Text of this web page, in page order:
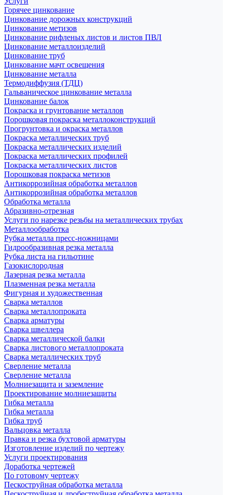
Горячее цинкование
Цинкование дорожных конструкций
Цинкование метизов
Цинкование рифленых листов и листов ПВЛ
Цинкование металлоизделий
Цинкование труб
Цинкование мачт освещения
Цинкование металла
Термодиффузия (ТДЦ)
Гальваническое цинкование металла
Цинкование балок
Покраска и грунтование металлов
Порошковая покраска металлоконструкций
Прогрунтовка и окраска металлов
Покраска металлических труб
Покраска металлических изделий
Покраска металлических профилей
Покраска металлических листов
Порошковая покраска метизов
Антикоррозийная обработка металлов
Антикоррозийная обработка металлов
Обработка металла
Абразивно-отрезная
Услуги по нарезке резьбы на металлических трубах
Металлообработка
Рубка металла пресс-ножницами
Гидрообразивная резка металла
Рубка листа на гильотине
Газокислородная
Лазерная резка металла
Плазменная резка металла
Фигурная и художественная
Сварка металлов
Сварка металлопроката
Сварка арматуры
Сварка швеллера
Сварка металлической балки
Сварка листового металлопроката
Сварка металлических труб
Сверление металла
Сверление металла
Молниезащита и заземление
Проектирование молниезащиты
Гибка металла
Гибка металла
Гибка труб
Вальцовка металла
Правка и резка бухтовой арматуры
Изготовление изделий по чертежу
Услуги проектирования
Доработка чертежей
По готовому чертежу
Пескоструйная обработка металла